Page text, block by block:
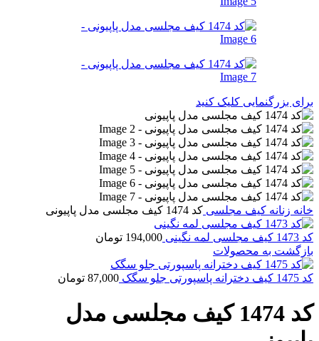
برای بزرگنمایی کلیک کنید
خانه زنانه کیف مجلسی کد 1474 کیف مجلسی مدل پاپیونی
کد 1473 کیف مجلسی لمه نگینی 194,000 تومان
بازگشت به محصولات
کد 1475 کیف دخترانه پاسپورتی جلو سگک 87,000 تومان
کد 1474 کیف مجلسی مدل